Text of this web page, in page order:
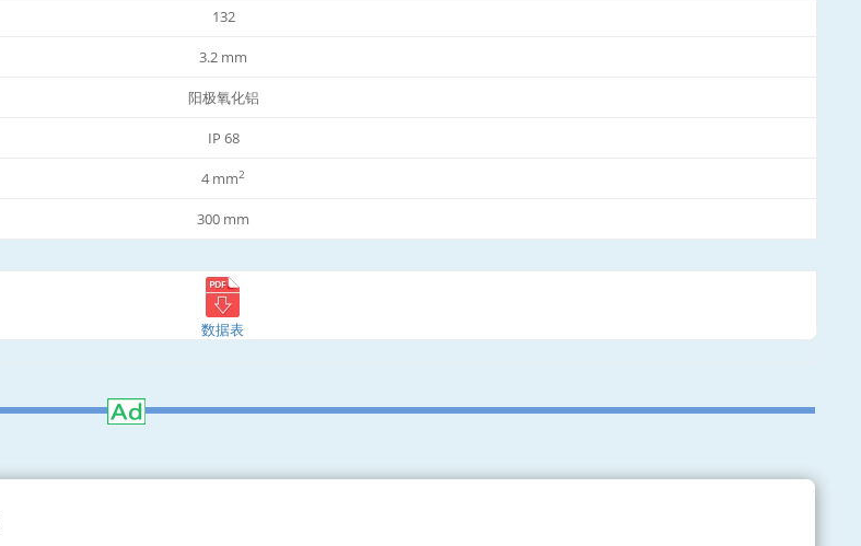
132
3.2 mm
阳极氧化铝
IP 68
4 mm2
300 mm
数据表